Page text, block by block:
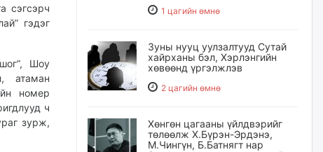
сэгсэрч
гэдэг
Шоу
атаман
номер
ч
зурж,
1 цагийн өмнө
Зуны нууц уулзалтууд Сутай
хайрханы бэл, Хэрлэнгийн
хөвөөнд үргэлжлэв
2 цагийн өмнө
Хөнгөн цагааны үйлдвэрийг
төлөөлж Х.Бүрэн-Эрдэнэ,
М.Чингүн, Б.Батнягт нар